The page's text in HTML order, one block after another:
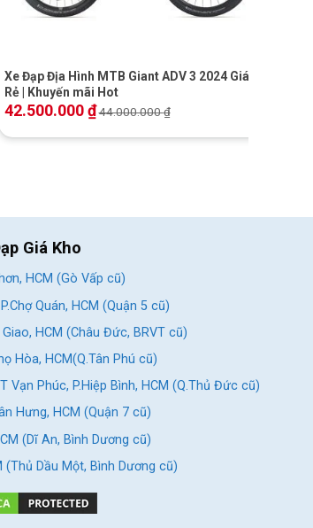
Xe Đạp Địa Hình MTB Giant ADV 3 2024 Giá
Rẻ | Khuyến mãi Hot
42.500.000₫44.000.000₫
Giá Kho
HCM (Gò Vấp cũ)
Quán, HCM (Quận 5 cũ)
HCM (Châu Đức, BRVT cũ)
Hòa, HCM(Q.Tân Phú cũ)
Vạn Phúc, P.Hiệp Bình, HCM (Q.Thủ Đức cũ)
Hưng, HCM (Quận 7 cũ)
(Dĩ An, Bình Dương cũ)
(Thủ Dầu Một, Bình Dương cũ)